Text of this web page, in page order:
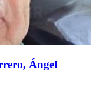
Ángel